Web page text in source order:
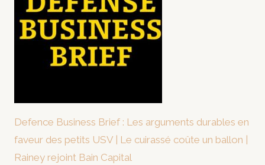
Defence Business Brief : Les arguments durables en
faveur des petits USV | Le cuirassé coûte un ballon |
Rainey rejoint Bain Capital